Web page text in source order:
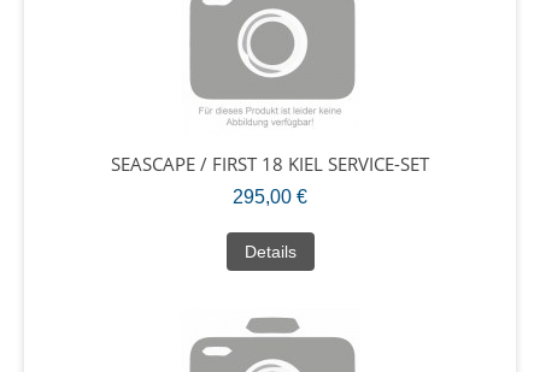
SEASCAPE / FIRST 18 KIEL SERVICE-SET
295,00 €
Details